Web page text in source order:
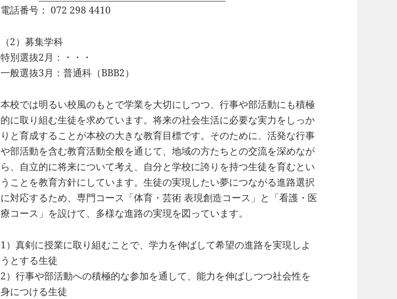
電話番号： 072 298 4410
（2）募集学科
特別選抜2月：・・・
一般選抜3月：普通科（BBB2）
本校では明るい校風のもとで学業を大切にしつつ、行事や部活動にも積極
的に取り組む生徒を求めています。将来の社会生活に必要な実力をしっか
りと育成することが本校の大きな教育目標です。そのために、活発な行事
や部活動を含む教育活動全般を通じて、地域の方たちとの交流を深めなが
ら、自立的に将来について考え、自分と学校に誇りを持つ生徒を育むとい
うことを教育方針にしています。生徒の実現したい夢につながる進路選択
に対応するため、専門コース「体育・芸術 表現創造コース」と「看護・医
療コース」を設けて、多様な進路の実現を図っています。
1）真剣に授業に取り組むことで、学力を伸ばして希望の進路を実現しよ
うとする生徒
2）行事や部活動への積極的な参加を通して、能力を伸ばしつつ社会性を
身につける生徒